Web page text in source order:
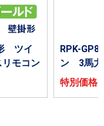
ツイ
モコン
RPK-
ン 3馬力
特別価